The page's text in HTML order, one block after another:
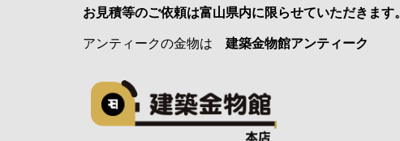
お見積等のご依頼は富山県内に限らせていただきます。
アンティークの金物は建築金物館アンティーク